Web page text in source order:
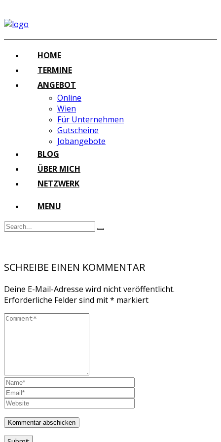
HOME
TERMINE
ANGEBOT
Online
Wien
Für Unternehmen
Gutscheine
Jobangebote
BLOG
ÜBER MICH
NETZWERK
MENU
SCHREIBE EINEN KOMMENTAR
Deine E-Mail-Adresse wird nicht veröffentlicht.
Erforderliche Felder sind mit* markiert